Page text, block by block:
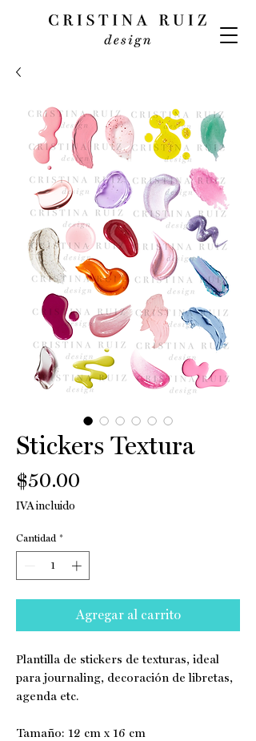
Stickers Textura
$50.00
IVA incluido
Cantidad *
Agregar al carrito
Plantilla de stickers de texturas, ideal
para journaling, decoración de libretas,
agenda etc.
Tamaño: 12 cm x 16 cm